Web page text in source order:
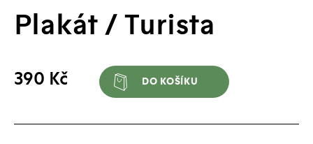
Plakát / Turista
390 Kč
Plakát
/
množství
DO KOŠÍKU